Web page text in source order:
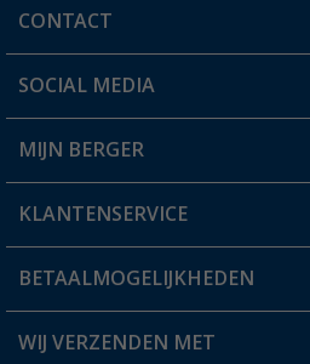
CONTACT
Een vraag?
Winkel vinden
SOCIAL MEDIA
MIJN BERGER
Mijn account
Status bestelling
KLANTENSERVICE
FAQ & Contact
Verzendinformatie
BETAALMOGELIJKHEDEN
WIJ VERZENDEN MET